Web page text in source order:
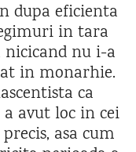
dupa eficienta
in tara
nicicand nu i-a
in monarhie.
ca
avut loc in cei
asa cum